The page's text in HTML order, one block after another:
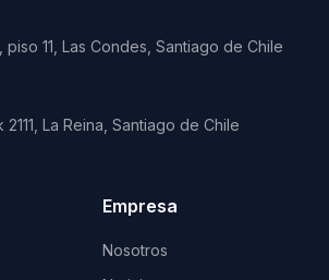
11, Las Condes, Santiago de Chile
La Reina, Santiago de Chile
Empresa
Nosotros